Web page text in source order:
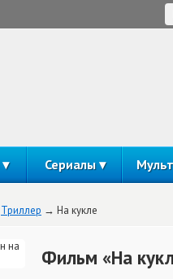
Сериалы
Триллер На кукле
Фильм «На